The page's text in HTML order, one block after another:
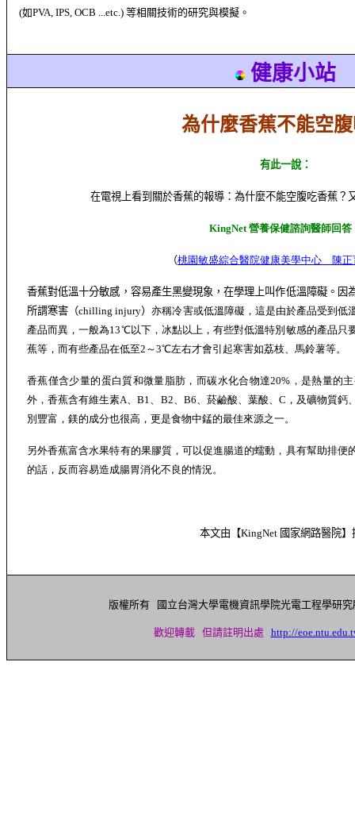
(如PVA, IPS, OCB ...etc.) 等相關技術的研究與模擬。
健康小站
為什麼香蕉不能空
有此一說：
在電視上看到關於香蕉的報導：為什麼不能空腹吃香蕉？
KingNet 營養保健諮詢醫師回答
（桃園敏盛綜合醫院健康美學中心 陳正
香蕉對低溫十分敏感，容易產生黑變現象，在學理上叫作低溫障礙。因
所謂寒害（chilling injury）亦稱冷害或低溫障礙，這是由於產品受到低
產品而異，一般為13℃以下，冰點以上，有些對低溫特別敏感的產品
蕉等，而有些產品在低至2～3℃左右才會引起寒害如荔枝、馬鈴薯等。
香蕉僅含少量的蛋白質和微量脂肪，而碳水化合物達20%，是熱量的
外，香蕉含有維生素A、B1、B2、B6、菸鹼酸、葉酸、C，及礦物質鈣
別豐富，鎂的成分也很高，更是食物中錳的最佳來源之一。
另外香蕉富含水果特有的果膠質，可以促進腸道的蠕動，具有幫助排便
的話，反而容易造成腸胃消化不良的情況。
本文由【KingNet國家網路醫院】
版權所有 國立台灣大學電機資訊學院光電工程學研
歡迎轉載 但請註明出處 http://